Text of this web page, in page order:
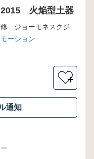
2015 火焔型土器
ーション
＋
通知